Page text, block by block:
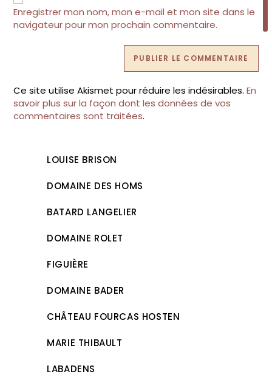
site
(facultatif)
Enregistrer mon nom, mon e-mail et mon site dans le
navigateur pour mon prochain commentaire.
Ce site utilise Akismet pour réduire les indésirables.En
savoir plus sur la façon dont les données de vos
commentaires sont traitées.
LOUISE BRISON
DOMAINE DES HOMS
BATARD LANGELIER
DOMAINE ROLET
FIGUIÈRE
DOMAINE BADER
CHÂTEAU FOURCAS HOSTEN
MARIE THIBAULT
LABADENS